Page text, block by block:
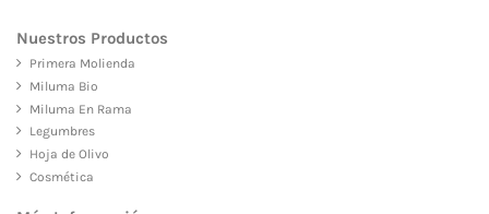
Nuestros Productos
Primera Molienda
Miluma Bio
Miluma En Rama
Legumbres
Hoja de Olivo
Cosmética